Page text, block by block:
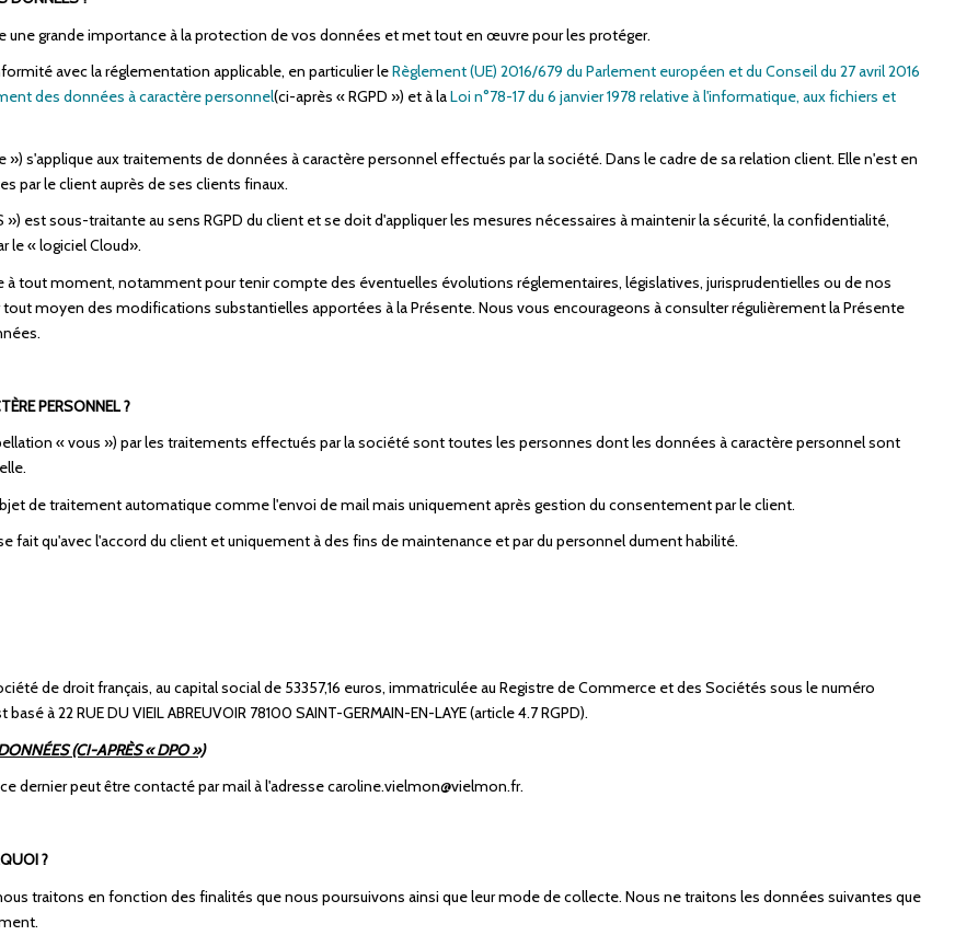
grande importance à la protection de vos données et met tout en œuvre pour les protéger.
avec la réglementation applicable, en particulier leRèglement (UE) 2016/679 du Parlement européen et du Conseil du 27 avril 2016
des données à caractère personnel(ci-après « RGPD ») et à laLoi n°78-17 du 6 janvier 1978 relative à l'informatique, aux fichiers et
s'applique aux traitements de données à caractère personnel effectués par la société. Dans le cadre de sa relation client. Elle n'est en
par le client auprès de ses clients finaux.
est sous-traitante au sens RGPD du client et se doit d'appliquer les mesures nécessaires à maintenir la sécurité, la confidentialité,
le « logiciel Cloud».
tout moment, notamment pour tenir compte des éventuelles évolutions réglementaires, législatives, jurisprudentielles ou de nos
moyen des modifications substantielles apportées à la Présente. Nous vous encourageons à consulter régulièrement la Présente
PERSONNEL ?
« vous ») par les traitements effectués par la société sont toutes les personnes dont les données à caractère personnel sont
de traitement automatique comme l'envoi de mail mais uniquement après gestion du consentement par le client.
qu'avec l'accord du client et uniquement à des fins de maintenance et par du personnel dument habilité.
de droit français, au capital social de 53357,16 euros, immatriculée au Registre de Commerce et des Sociétés sous le numéro
à 22 RUE DU VIEIL ABREUVOIR 78100 SAINT-GERMAIN-EN-LAYE (article 4.7 RGPD).
(CI-APRÈS « DPO »)
dernier peut être contacté par mail à l'adresse caroline.vielmon@vielmon.fr.
?
traitons en fonction des finalités que nous poursuivons ainsi que leur mode de collecte. Nous ne traitons les données suivantes que